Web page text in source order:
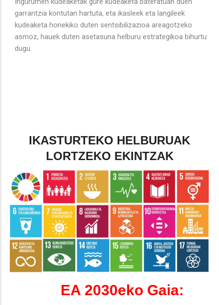
garrantzia kontutan hartuta, eta ikasleek eta langileek
kudeaketa honekiko duten sentsibilizazioa areagotzeko
asmoz, hauek duten asetasuna helburu estrategikoa bihurtu
dugu.
IKASTURTEKO HELBURUAK
LORTZEKO EKINTZAK
EA 2030eko Gaia: